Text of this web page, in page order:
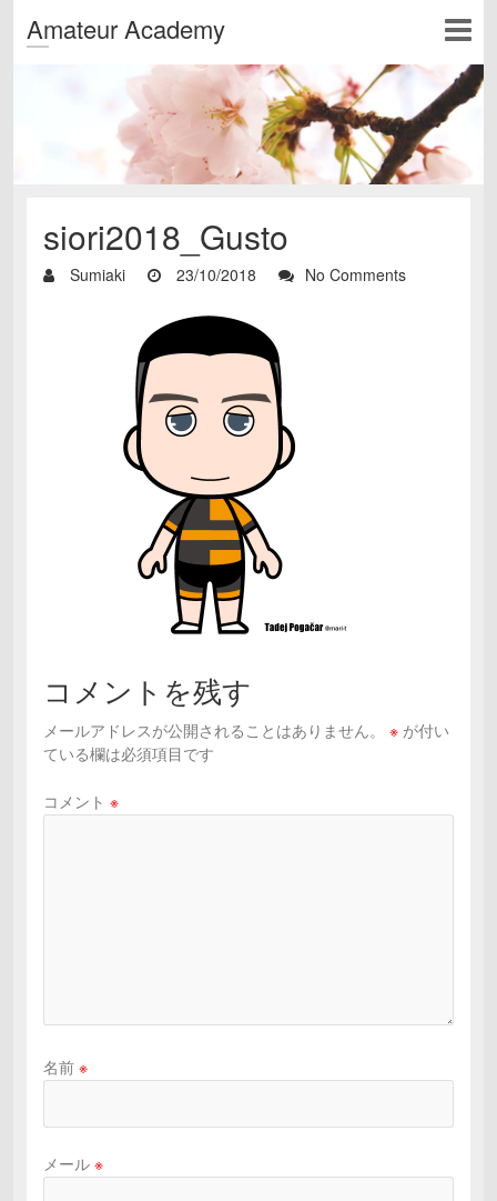
Amateur Academy
siori2018_Gusto
Sumiaki 23/10/2018 No Comments
コメントを残す
メールアドレスが公開されることはありません。 ※ が付い
ている欄は必須項目です
コメント ※
名前 ※
メール ※